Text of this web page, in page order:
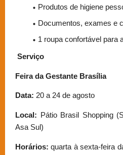
Produtos de higiene
Documentos, exames e
1 roupa confortável para
Serviço
Feira da Gestante Brasília
Data: 20 a 24 de agosto
Local: Pátio Brasil Shopping
Asa Sul)
Horários:quarta à sexta-feira